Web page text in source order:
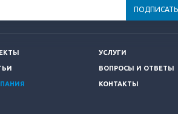
УСЛУГИ
ВОПРОСЫ И ОТВЕТЫ
КОНТАКТЫ